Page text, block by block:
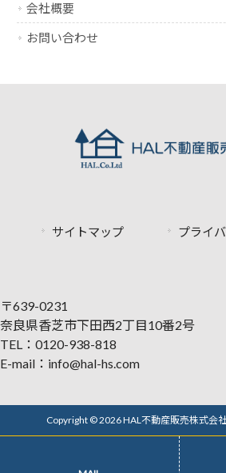
会社概要
お問い合わせ
サイトマップ プライ
〒639-0231
奈良県香芝市下田西2丁目10番2号
TEL：0120-938-818
E-mail：info@hal-hs.com
Copyright © 2026 HAL不動産販売株式会